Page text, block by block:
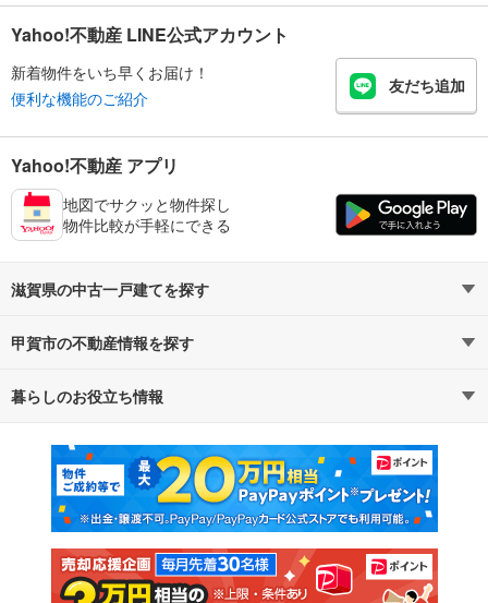
Yahoo!不動産 LINE公式アカウント
新着物件をいち早くお届け！
便利な機能のご紹介
友だち追加
Yahoo!不動産 アプリ
地図でサクッと物件探し
物件比較が手軽にできる
滋賀県の中古一戸建てを探す
路線・駅から探す
通勤・通学時間から探す
甲賀市の不動産情報を探す
不動産・住宅
新築マンション 中古マンション
新築一戸建て 中古一戸建て
注文住宅 土地
暮らしのお役立ち情報
マンションカタログ 教えて！住まいの先生